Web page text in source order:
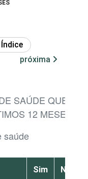
Índice
próxima
SAÚDE QUE
12 MESES
saúde
Sim Não